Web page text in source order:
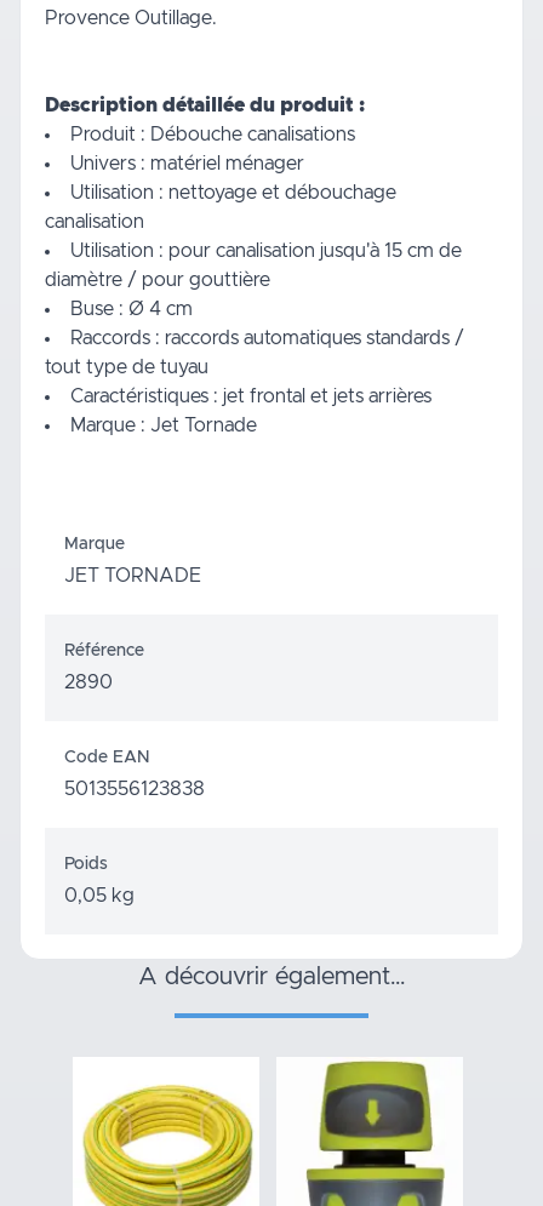
Provence Outillage.
Description détaillée du produit :
Produit : Débouche canalisations
Univers : matériel ménager
Utilisation : nettoyage et débouchage
canalisation
Utilisation : pour canalisation jusqu'à 15 cm de
diamètre / pour gouttière
Buse : Ø 4 cm
Raccords : raccords automatiques standards /
tout type de tuyau
Caractéristiques : jet frontal et jets arrières
Marque : Jet Tornade
Marque
JET TORNADE
Référence
2890
Code EAN
5013556123838
Poids
0,05 kg
a découvrir également…